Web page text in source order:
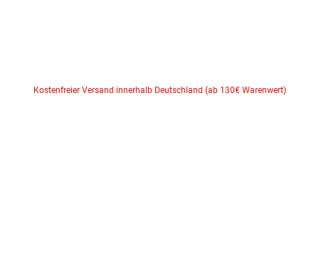
Kostenfreier Versand innerhalb Deutschland (ab 130€ Warenwert)